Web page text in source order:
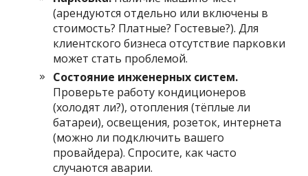
(арендуются отдельно или включены в
стоимость? Платные? Гостевые?). Для
клиентского бизнеса отсутствие парковки
может стать проблемой.
Состояние инженерных систем.
Проверьте работу кондиционеров
(холодят ли?), отопления (тёплые ли
батареи), освещения, розеток, интернета
(можно ли подключить вашего
провайдера). Спросите, как часто
случаются аварии.